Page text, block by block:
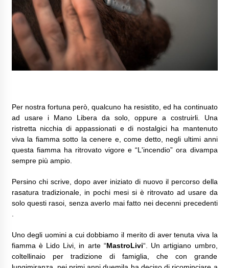
Per nostra fortuna però, qualcuno ha resistito, ed ha continuato
ad usare i Mano Libera da solo, oppure a costruirli. Una
ristretta nicchia di appassionati e di nostalgici ha mantenuto
viva la fiamma sotto la cenere e, come detto, negli ultimi anni
questa fiamma ha ritrovato vigore e “L'incendio” ora divampa
sempre più ampio.
Persino chi scrive, dopo aver iniziato di nuovo il percorso della
rasatura tradizionale, in pochi mesi si è ritrovato ad usare da
solo questi rasoi, senza averlo mai fatto nei decenni precedenti
Uno degli uomini a cui dobbiamo il merito di aver tenuta viva la
fiamma è Lido Livi, in arte “MastroLivi“. Un artigiano umbro,
coltellinaio per tradizione di famiglia, che con grande